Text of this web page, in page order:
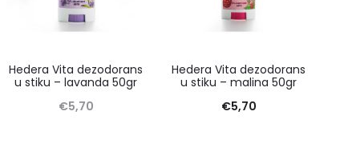
Hedera Vita dezodorans
u stiku – lavanda 50gr
€5,70
Hedera Vita dezodorans
u stiku – malina 50gr
€5,70